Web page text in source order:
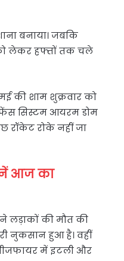
बनाया। जबकि
लेकर हफ्तों तक चले
की शाम शुक्रवार को
सिस्टम आयरम डोम
रॉकेट रोके नहीं जा
आज का
लड़ाकों की मौत की
नुकसान हुआ है। वहीं
में इटली और